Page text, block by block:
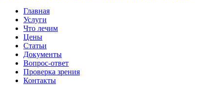
Главная
Услуги
Что лечим
Цены
Статьи
Документы
Вопрос‑ответ
Проверка зрения
Контакты